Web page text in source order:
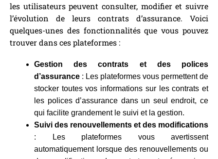
les utilisateurs peuvent consulter, modifier et suivre
l’évolution de leurs contrats d’assurance. Voici
quelques-unes des fonctionnalités que vous pouvez
trouver dans ces plateformes :
Gestion des contrats et des polices
d’assurance : Les plateformes vous permettent de
stocker toutes vos informations sur les contrats et
les polices d’assurance dans un seul endroit, ce
qui facilite grandement le suivi et la gestion.
Suivi des renouvellements et des modifications
: Les plateformes vous avertissent
automatiquement lorsque des renouvellements ou